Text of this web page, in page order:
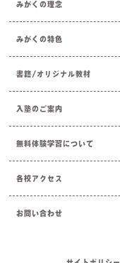
みがくの理念
みがくの特色
書籍/オリジナル教材
入塾のご案内
無料体験学習について
各校アクセス
お問い合わせ